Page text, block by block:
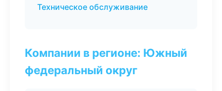
Техническое обслуживание
Компании в регионе: Южный
федеральный округ